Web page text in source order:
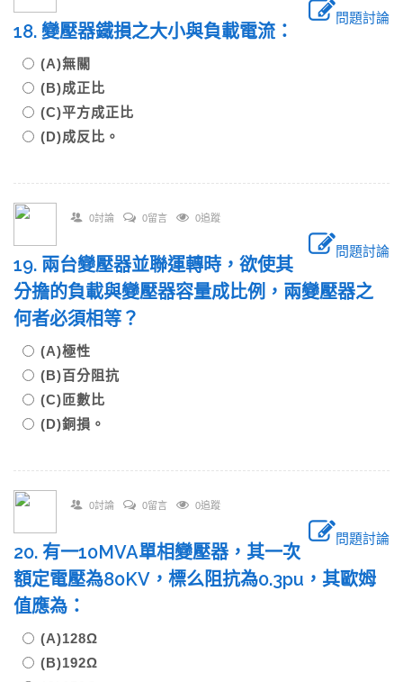
問題討論
18. 變壓器鐵損之大小與負載電流：
(A)無關
(B)成正比
(C)平方成正比
(D)成反比。
0討論 0留言 0追蹤
問題討論
19. 兩台變壓器並聯運轉時，欲使其
分擔的負載與變壓器容量成比例，兩變壓器之
何者必須相等？
(A)極性
(B)百分阻抗
(C)匝數比
(D)銅損。
0討論 0留言 0追蹤
問題討論
20. 有一10MVA單相變壓器，其一次
額定電壓為80KV，標么阻抗為0.3pu，其歐姆
值應為：
(A)128Ω
(B)192Ω